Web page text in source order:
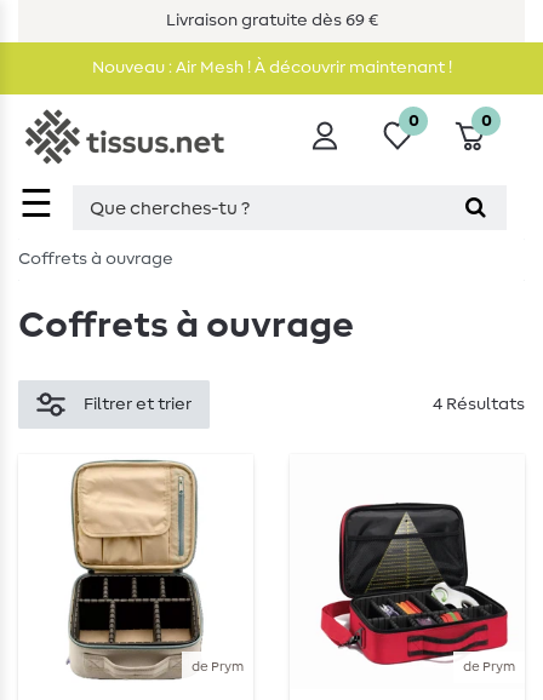
Livraison gratuite dès 69 €
Nouveau : Air Mesh ! À découvrir maintenant !
☰
0 0
Coffrets à ouvrage
Coffrets à ouvrage
Filtrer et trier 4 Résultats
de Prym de Prym